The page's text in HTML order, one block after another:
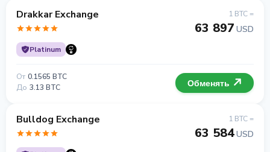
Drakkar Exchange
Platinum
1 BTC =
63 897 USD
От 0.1565 BTC
До 3.13 BTC Обменять
Bulldog Exchange 1 BTC =
63 584USD